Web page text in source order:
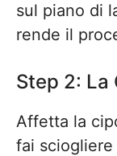
sul piano di
rende il
Step 2: La
Affetta la
fai